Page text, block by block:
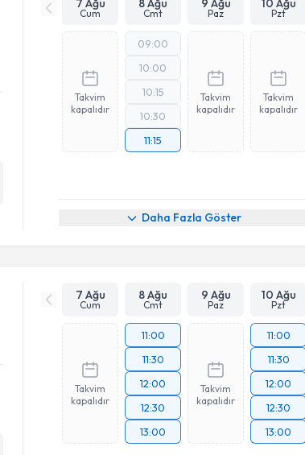
7 Ağu
Cum
8 Ağu
Cmt
9 Ağu
Paz
10 Ağu
Pzt
Takvim
kapalıdır
09:00
10:00
10:15
10:30
11:15
Takvim
kapalıdır
Takvim
kapalıdır
Daha Fazla Göster
7 Ağu
Cum
8 Ağu
Cmt
9 Ağu
Paz
10 Ağu
Pzt
Takvim
kapalıdır
11:00
11:30
12:00
12:30
13:00
Takvim
kapalıdır
11:00
11:30
12:00
12:30
13:00